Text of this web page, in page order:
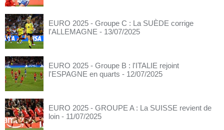
EURO 2025 - Groupe C : La SUÈDE corrige
l'ALLEMAGNE - 13/07/2025
EURO 2025 - Groupe B : l'ITALIE rejoint
l'ESPAGNE en quarts - 12/07/2025
EURO 2025 - GROUPE A : La SUISSE revient de
loin - 11/07/2025